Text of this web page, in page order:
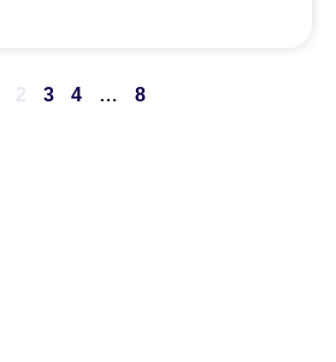
3 4 … 8